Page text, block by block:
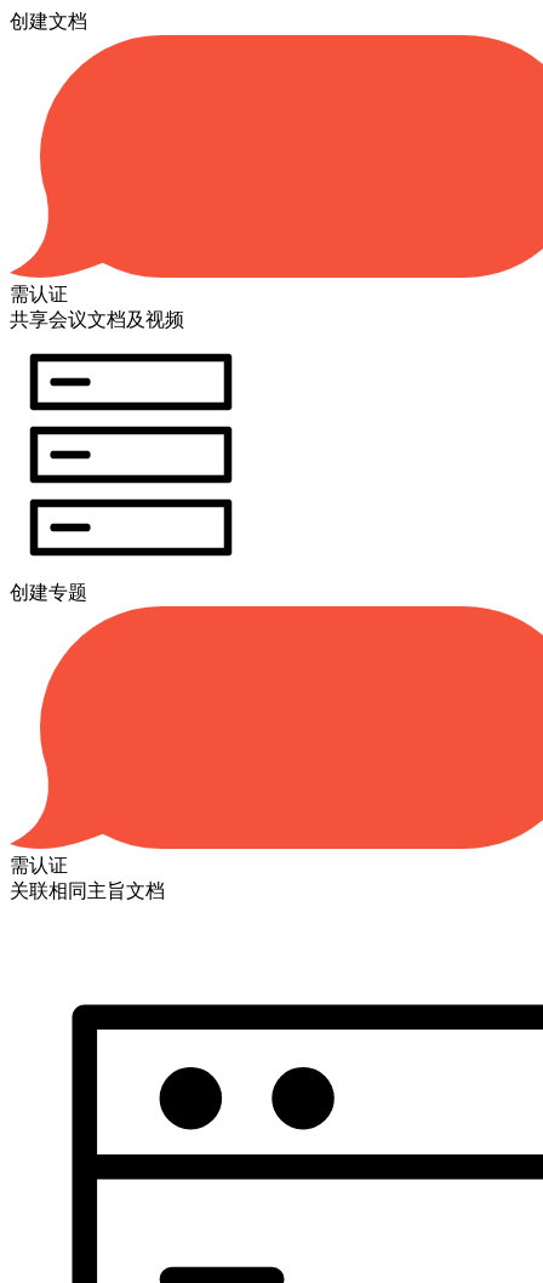
创建文档
需认证
共享会议文档及视频
创建专题
需认证
关联相同主旨文档